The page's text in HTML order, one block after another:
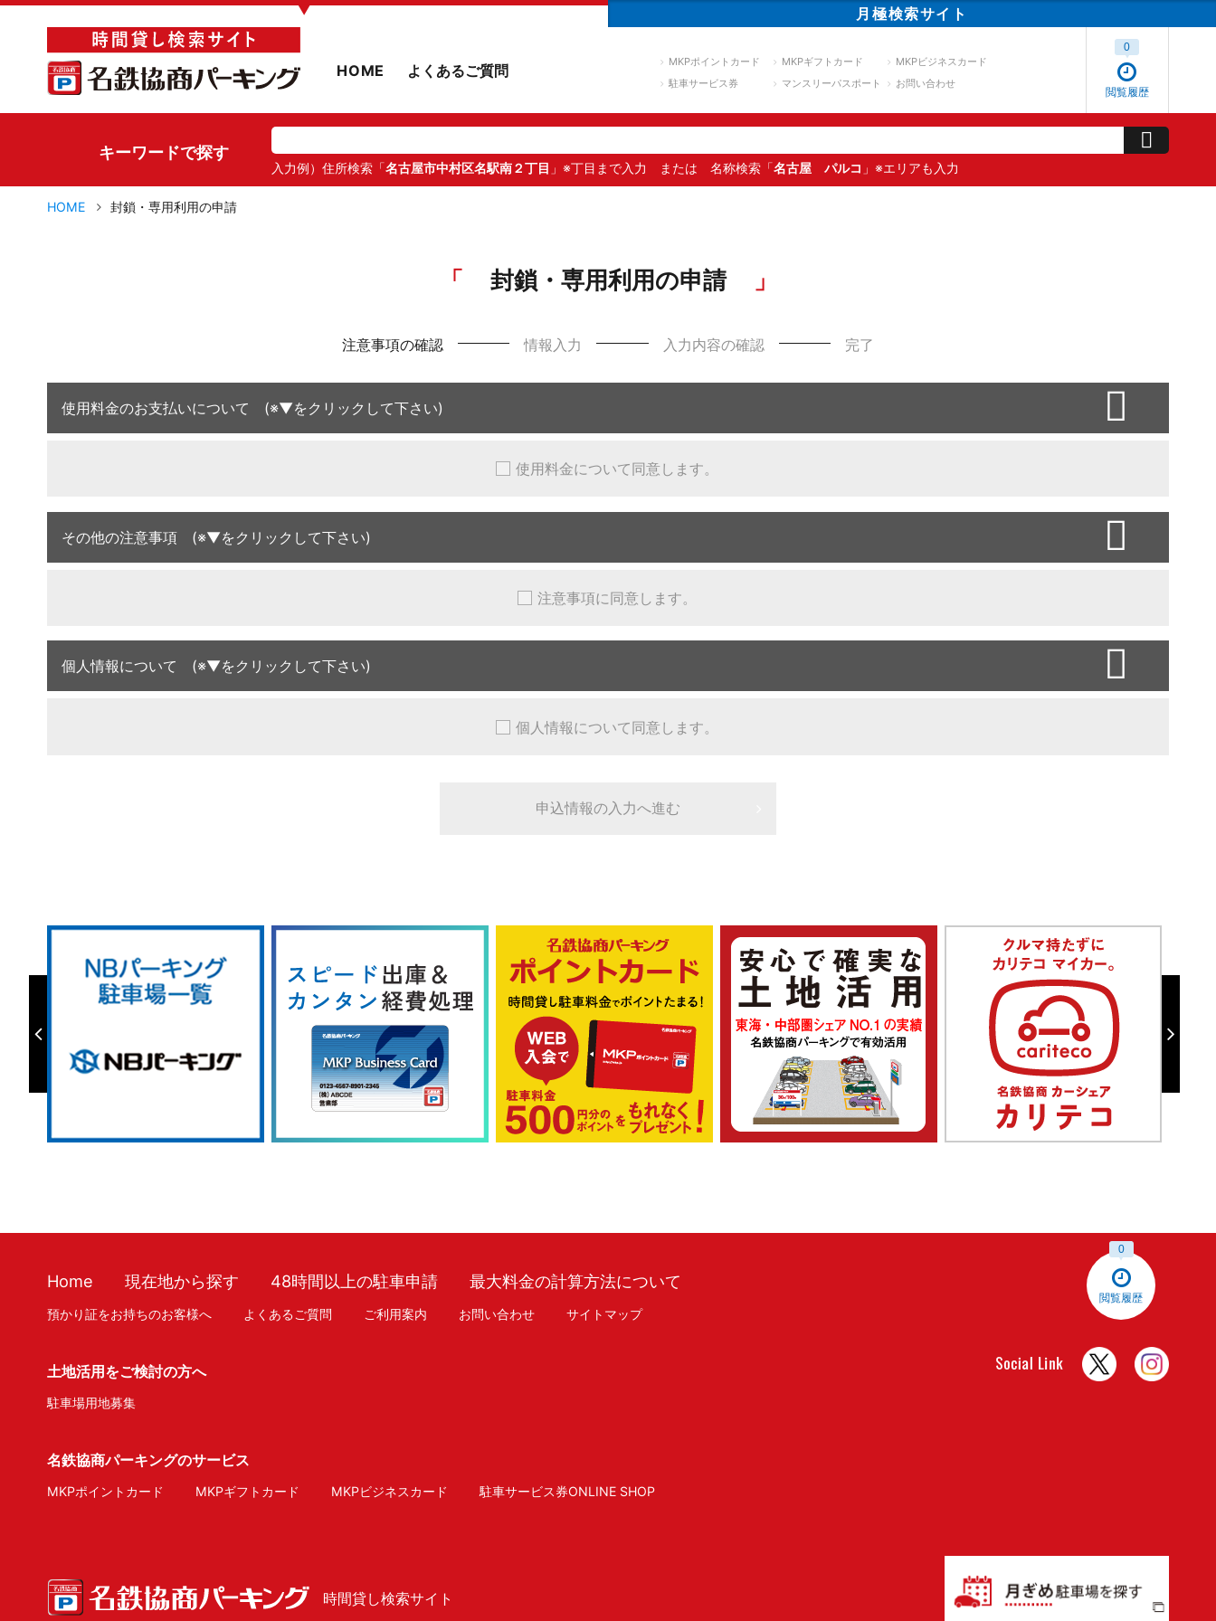
▼ 月極検索サイト
HOME よくあるご質問 MKPポイントカード MKPギフトカード
MKPビジネスカード
駐車サービス券
マンスリーパスポート お問い合わせ
閲覧履歴
0
キーワードで探す
入力例）住所検索「名古屋市中村区名駅南２丁目 」※丁目まで入力 または 名称検索「名古屋 パルコ 」※エリアも入力
HOME 封鎖・専用利用の申請
封鎖・専用利用の申請
注意事項の確認 情報入力 入力内容の確認 完了
使用料金のお支払いについて (※▼をクリックして下さい)
使用料金について同意します。
その他の注意事項 (※▼をクリックして下さい)
注意事項に同意します。
個人情報について (※▼をクリックして下さい)
個人情報について同意します。
閲覧履歴
0
Home 現在地から探す 48時間以上の駐車申請 最大料金の計算方法について
預かり証をお持ちのお客様へ よくあるご質問 ご利用案内 お問い合わせ サイトマップ
土地活用をご検討の方へ
駐車場用地募集
名鉄協商パーキングのサービス
MKPポイントカード MKPギフトカード MKPビジネスカード 駐車サービス券ONLINE SHOP
時間貸し検索サイト